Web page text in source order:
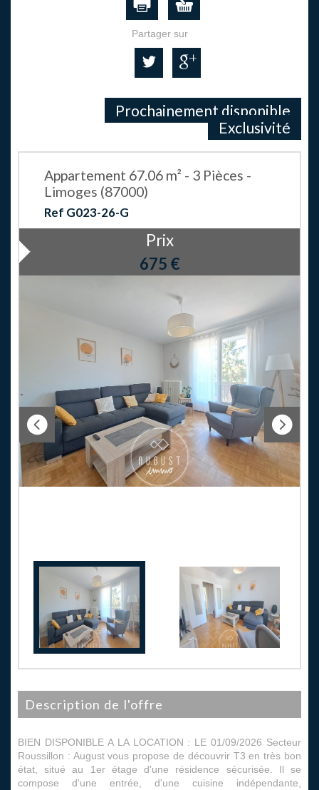
Partager sur
Prochainement disponible
Exclusivité
Appartement 67.06 m² - 3 Pièces -
Limoges (87000)
Ref G023-26-G
Prix
675 €
description de l'offre
BIEN DISPONIBLE A LA LOCATION : LE 01/09/2026 Secteur
Roussillon : August vous propose de découvrir T3 en très bon
état, situé au 1er étage d'une résidence sécurisée. Il se
compose d'une entrée, d'une cuisine indépendante,